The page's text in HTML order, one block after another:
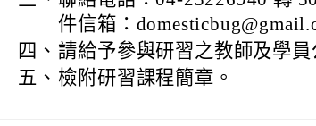
件信箱：
四、 請給予參與研習之教師及學
五、 檢附研習課程簡章。